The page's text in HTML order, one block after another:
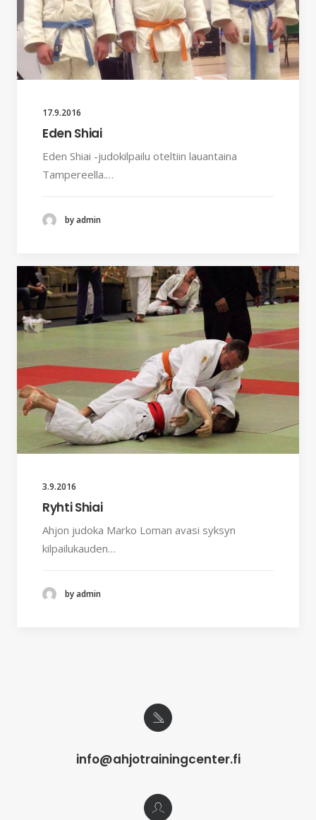
17.9.2016
Eden Shiai
Eden Shiai -judokilpailu oteltiin lauantaina
Tampereella.…
by admin
3.9.2016
Ryhti Shiai
Ahjon judoka Marko Loman avasi syksyn
kilpailukauden…
by admin
info@ahjotrainingcenter.fi